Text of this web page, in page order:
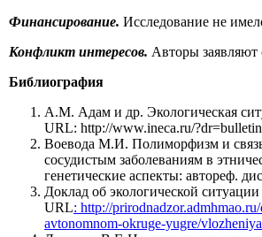
Финансирование. Исследование не
Конфликт интересов. Авторы заявляют
Библиография
А.М. Адам и др. Экологическая
URL: http://www.ineca.ru/
Воевода М.И. Полиморфизм и связь
сосудистым заболеваниям в
генетические аспекты: автореф.
Доклад об экологической
URL: http://
avtonomnom-okruge-yugre/